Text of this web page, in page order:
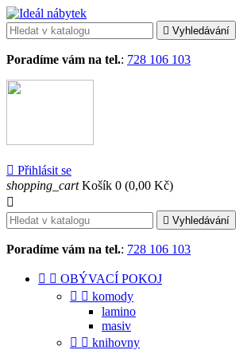
 Vyhledávání
Poradíme vám na tel.: 728 106 103
 Přihlásit se
shopping_cart Košík 0 (0,00 Kč)

 Vyhledávání
Poradíme vám na tel.: 728 106 103
  OBÝVACÍ POKOJ
  komody
lamino
masiv
  knihovny